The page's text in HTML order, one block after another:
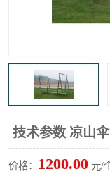
技术参数 凉山
价格： 1200.00 元/